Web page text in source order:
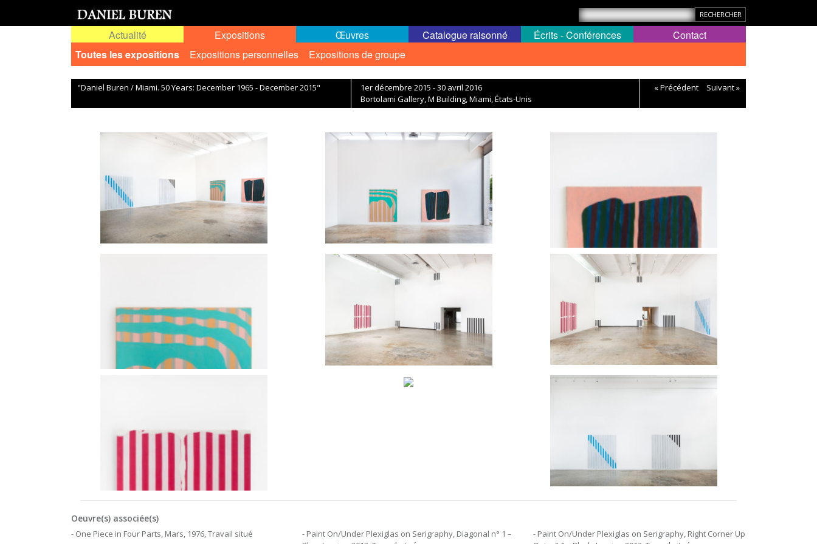
Actualité
Expositions
Toutes les expositions
Expositions personnelles Expositions de groupe
Œuvres Catalogue raisonné Écrits - Conférences Contact
"Daniel Buren / Miami. 50 Years: December 1965 - December 2015"
1er décembre 2015 - 30 avril 2016
Bortolami Gallery, M Building, Miami, États-Unis
« Précédent Suivant »
Oeuvre(s) associée(s)
- One Piece in Four Parts, Mars, 1976, Travail situé
- Paint On/Under Plexiglas on Serigraphy, Diagonal n° 1 –
- Paint On/Under Plexiglas on Serigraphy, Right Corner Up